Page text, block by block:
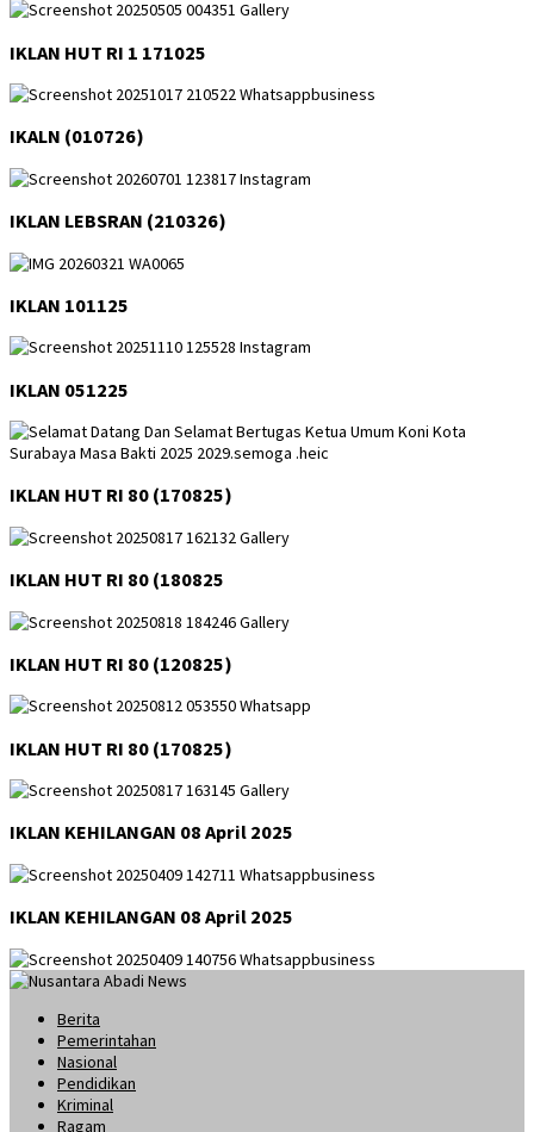
IKLAN HUT RI 1 171025
IKALN (010726)
IKLAN LEBSRAN (210326)
IKLAN 101125
IKLAN 051225
IKLAN HUT RI 80 (170825)
IKLAN HUT RI 80 (180825
IKLAN HUT RI 80 (120825)
IKLAN HUT RI 80 (170825)
IKLAN KEHILANGAN 08 April 2025
IKLAN KEHILANGAN 08 April 2025
Berita
Pemerintahan
Nasional
Pendidikan
Kriminal
Ragam